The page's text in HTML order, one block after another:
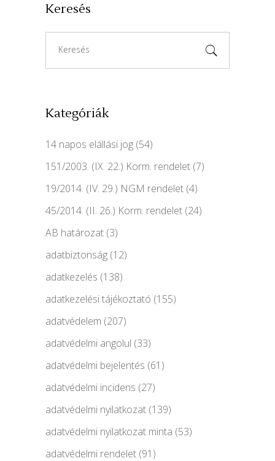
Keresés
for:
Kategóriák
14 napos elállási jog (54)
151/2003. (IX. 22.) Korm. rendelet (7)
19/2014. (IV. 29.) NGM rendelet (4)
45/2014. (II. 26.) Korm. rendelet (24)
AB határozat (3)
adatbiztonság (12)
adatkezelés (138)
adatkezelési tájékoztató (155)
adatvédelem (207)
adatvédelmi angolul (33)
adatvédelmi bejelentés (61)
adatvédelmi incidens (27)
adatvédelmi nyilatkozat (139)
adatvédelmi nyilatkozat minta (53)
adatvédelmi rendelet (91)